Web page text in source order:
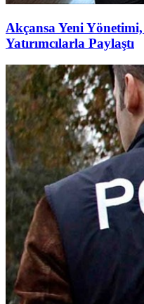
Akçansa Yeni
Yatırımcılarla Paylaştı